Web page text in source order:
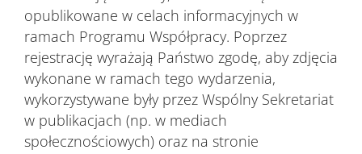
opublikowane w celach informacyjnych w
ramach Programu Współpracy. Poprzez
rejestrację wyrażają Państwo zgodę, aby zdjęcia
wykonane w ramach tego wydarzenia,
wykorzystywane były przez Wspólny Sekretariat
w publikacjach (np. w mediach
społecznościowych) oraz na stronie